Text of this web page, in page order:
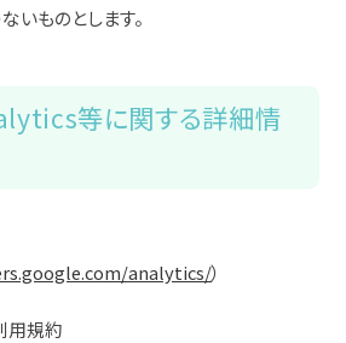
いものとします。
等に関する詳細情
analytics/）
用規約